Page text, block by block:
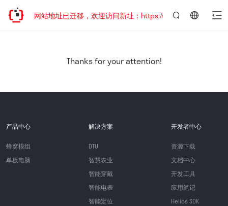
网站地址已迁移，欢迎访问新址：https://
Thanks for your attention!
产品中心
蜂窝模组
单板电脑
解决方案
DTU
智慧农业
智能穿戴
智能电表
智能定位
开发者中心
资源下载
文档中心
开发工具
应用笔记
Helios SDK